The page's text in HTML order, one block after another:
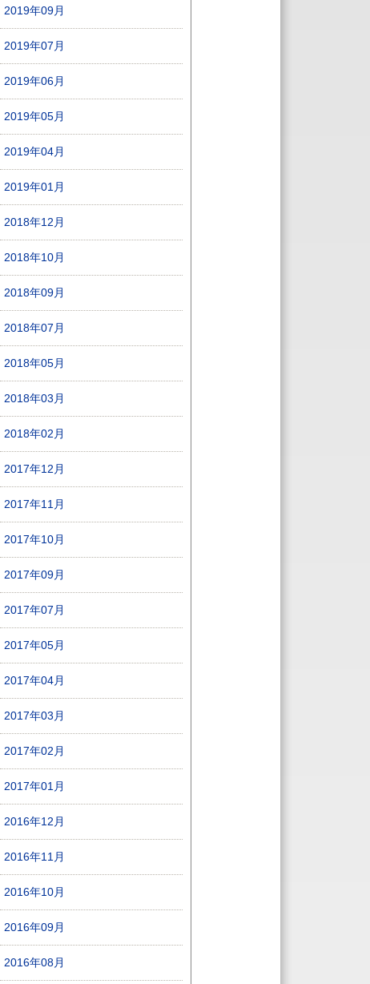
2019年09月
2019年07月
2019年06月
2019年05月
2019年04月
2019年01月
2018年12月
2018年10月
2018年09月
2018年07月
2018年05月
2018年03月
2018年02月
2017年12月
2017年11月
2017年10月
2017年09月
2017年07月
2017年05月
2017年04月
2017年03月
2017年02月
2017年01月
2016年12月
2016年11月
2016年10月
2016年09月
2016年08月